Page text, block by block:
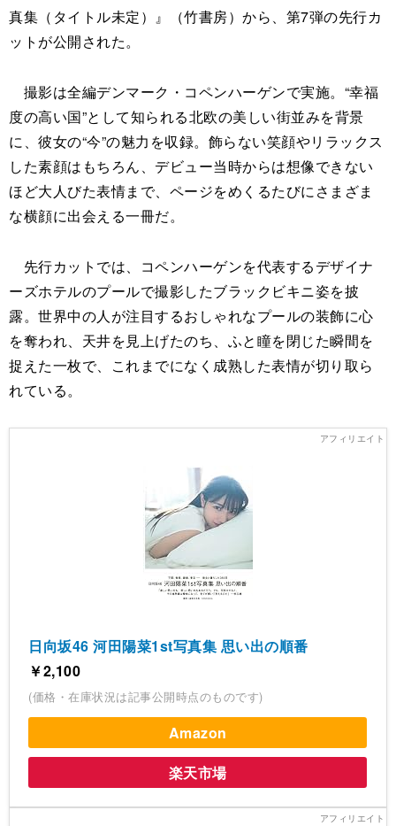
真集（タイトル未定）』（竹書房）から、第7弾の先行カ
ットが公開された。
撮影は全編デンマーク・コペンハーゲンで実施。“幸福
度の高い国”として知られる北欧の美しい街並みを背景
に、彼女の“今”の魅力を収録。飾らない笑顔やリラックス
した素顔はもちろん、デビュー当時からは想像できない
ほど大人びた表情まで、ページをめくるたびにさまざま
な横顔に出会える一冊だ。
先行カットでは、コペンハーゲンを代表するデザイナ
ーズホテルのプールで撮影したブラックビキニ姿を披
露。世界中の人が注目するおしゃれなプールの装飾に心
を奪われ、天井を見上げたのち、ふと瞳を閉じた瞬間を
捉えた一枚で、これまでになく成熟した表情が切り取ら
れている。
日向坂46 河田陽菜1st写真集 思い出の順番
￥2,100
(価格・在庫状況は記事公開時点のものです)
Amazon
楽天市場